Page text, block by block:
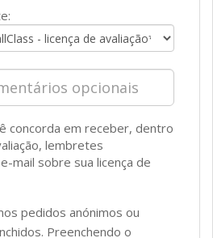
NOTÍCIAS
concorda em receber, dentro
lembretes
mail sobre sua licença de
pedidos anónimos ou
Preenchendo o